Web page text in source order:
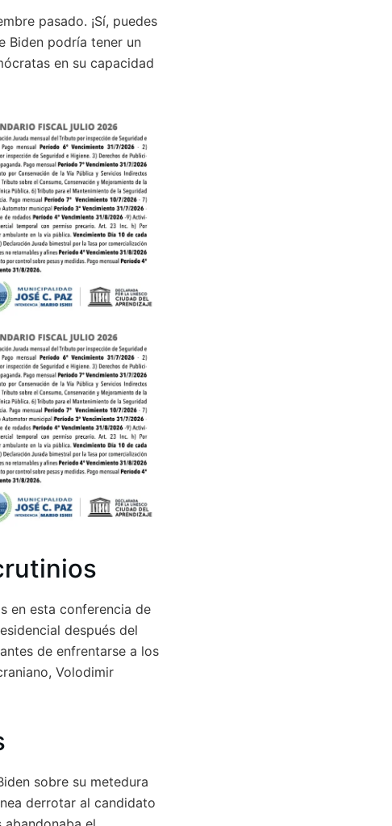
pasado. ¡Sí, puedes
Biden podría tener un
en su capacidad
en esta conferencia de
después del
de enfrentarse a los
Volodimir
sobre su metedura
derrotar al candidato